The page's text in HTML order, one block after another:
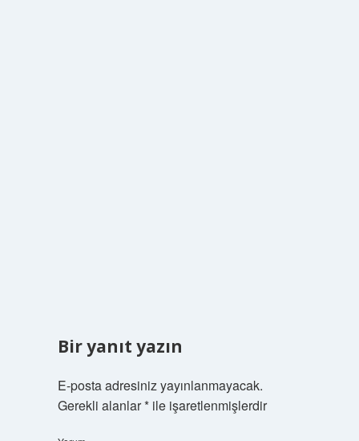
Bir yanıt yazın
E-posta adresiniz yayınlanmayacak.
Gerekli alanlar*ile işaretlenmişlerdir